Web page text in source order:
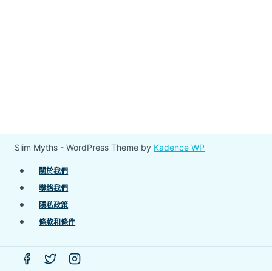
Slim Myths - WordPress Theme by Kadence WP
關於我們
聯絡我們
隱私政策
條款和條件